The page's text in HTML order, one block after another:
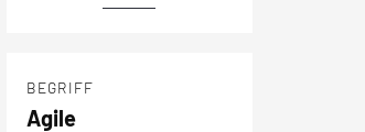
BEGRIFF
Agile